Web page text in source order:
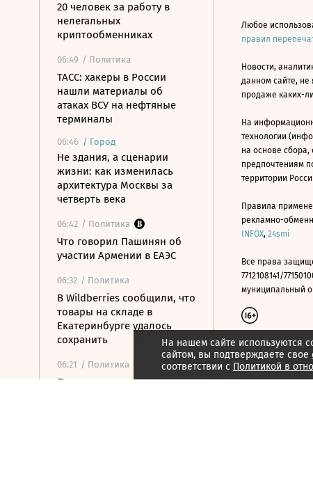
20 человек за работу в
нелегальных
криптообменниках
06:49 / Политика
ТАСС: хакеры в России
нашли материалы об
атаках ВСУ на нефтяные
терминалы
06:46 / Город
Не здания, а сценарии
жизни: как изменилась
архитектура Москвы за
четверть века
06:42 / Политика
Что говорил Пашинян об
участии Армении в ЕАЭС
06:32 / Политика
В Wildberries сообщили, что
товары на складе в
Екатеринбурге удалось
сохранить
06:21 / Политика
Пашинян: сотрудничество
На нашем сайте используются
сайтом, вы подтверждаете свое
соответствии с Политикой в
Любое
правил
Новости,
данном сайте, не
продаже каких-
На
технологии
на основе сбора,
предпочтениям
территории
Правила
рекламно-
INFOX, 24smi
Все права
7712108141/
муниципальный